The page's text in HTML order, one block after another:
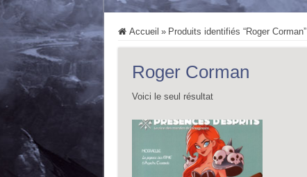
Accueil » Produits identifiés “Roger Corman”
Roger Corman
Voici le seul résultat